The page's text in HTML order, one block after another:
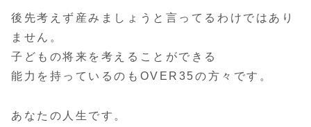
後先考えず産みましょうと言ってるわけではあり
ません。
子どもの将来を考えることができる
能力を持っているのもOVER35の方々です。
あなたの人生です。